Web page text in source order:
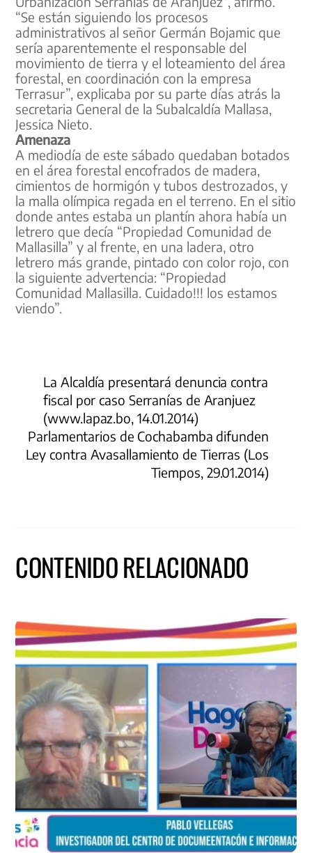
“Se están siguiendo los procesos
administrativos al señor Germán Bojamic que
sería aparentemente el responsable del
movimiento de tierra y el loteamiento del área
forestal, en coordinación con la empresa
Terrasur”, explicaba por su parte días atrás la
secretaria General de la Subalcaldía Mallasa,
Jessica Nieto.
Amenaza
A mediodía de este sábado quedaban botados
en el área forestal encofrados de madera,
cimientos de hormigón y tubos destrozados, y
la malla olímpica regada en el terreno. En el sitio
donde antes estaba un plantín ahora había un
letrero que decía “Propiedad Comunidad de
Mallasilla” y al frente, en una ladera, otro
letrero más grande, pintado con color rojo, con
la siguiente advertencia: “Propiedad
Comunidad Mallasilla. Cuidado!!! los estamos
viendo”.
La Alcaldía presentará denuncia contra
fiscal por caso Serranías de Aranjuez
(www.lapaz.bo, 14.01.2014)
Parlamentarios de Cochabamba difunden
Ley contra Avasallamiento de Tierras (Los
Tiempos, 29.01.2014)
CONTENIDO RELACIONADO